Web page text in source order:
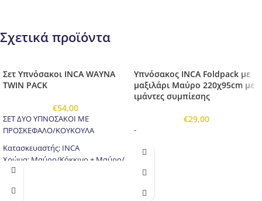
Σχετικά προϊόντα
Σετ Υπνόσακοι INCA WAYNA
TWIN PACK
€54,00
ΣΕΤ ΔΥΟ ΥΠΝΟΣΑΚΟΙ ΜΕ
ΠΡΟΣΚΕΦΑΛΟ/ΚΟΥΚΟΥΛΑ
Κατασκευαστής: INCA
Χρώμα: Μαύρο/Κόκκινο + Μαύρο/
Μπλε
250G/m2, 1 LayerFilling
Υπνόσακος INCA Foldpack με
μαξιλάρι Μαύρο 220χ95cm με
ιμάντες συμπίεσης
€29,00
-